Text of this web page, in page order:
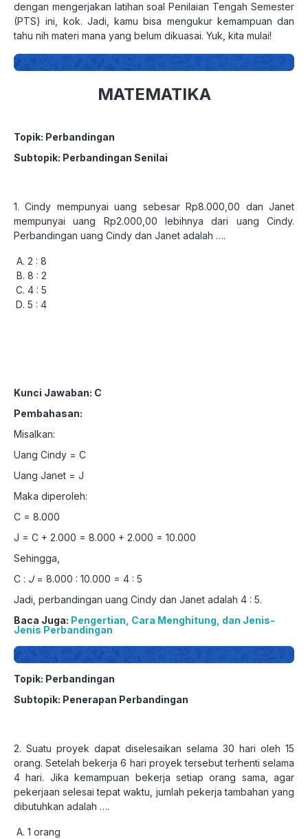
dengan mengerjakan latihan soal Penilaian Tengah Semester
(PTS) ini, kok. Jadi, kamu bisa mengukur kemampuan dan
tahu nih materi mana yang belum dikuasai. Yuk, kita mulai!
MATEMATIKA
Topik: Perbandingan
Subtopik: Perbandingan Senilai
1. Cindy mempunyai uang sebesar Rp8.000,00 dan Janet
mempunyai uang Rp2.000,00 lebihnya dari uang Cindy.
Perbandingan uang Cindy dan Janet adalah ….
2 : 8
8 : 2
4 : 5
5 : 4
Kunci Jawaban: C
Pembahasan:
Misalkan:
Uang Cindy = C
Uang Janet = J
Maka diperoleh:
C = 8.000
J = C + 2.000 = 8.000 + 2.000 = 10.000
Sehingga,
C : J = 8.000 : 10.000 = 4 : 5
Jadi, perbandingan uang Cindy dan Janet adalah 4 : 5.
Baca Juga: Pengertian, Cara Menghitung, dan Jenis-
Jenis Perbandingan
Topik: Perbandingan
Subtopik: Penerapan Perbandingan
2. Suatu proyek dapat diselesaikan selama 30 hari oleh 15
orang. Setelah bekerja 6 hari proyek tersebut terhenti selama
4 hari. Jika kemampuan bekerja setiap orang sama, agar
pekerjaan selesai tepat waktu, jumlah pekerja tambahan yang
dibutuhkan adalah ….
1 orang